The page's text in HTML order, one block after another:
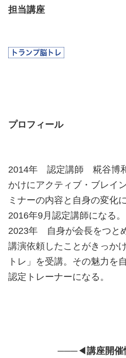
担当講座
プロフィール
2014年 認定講師 糀谷博
かけにアクティブ・ブレイ
ミナーの内容と自身の変化
2016年9月認定講師になる。
2023年 自身が会長をつと
講演依頼したことがきっか
トレ」を受講。その魅力を
認定トレーナーになる。
───◀講座開催